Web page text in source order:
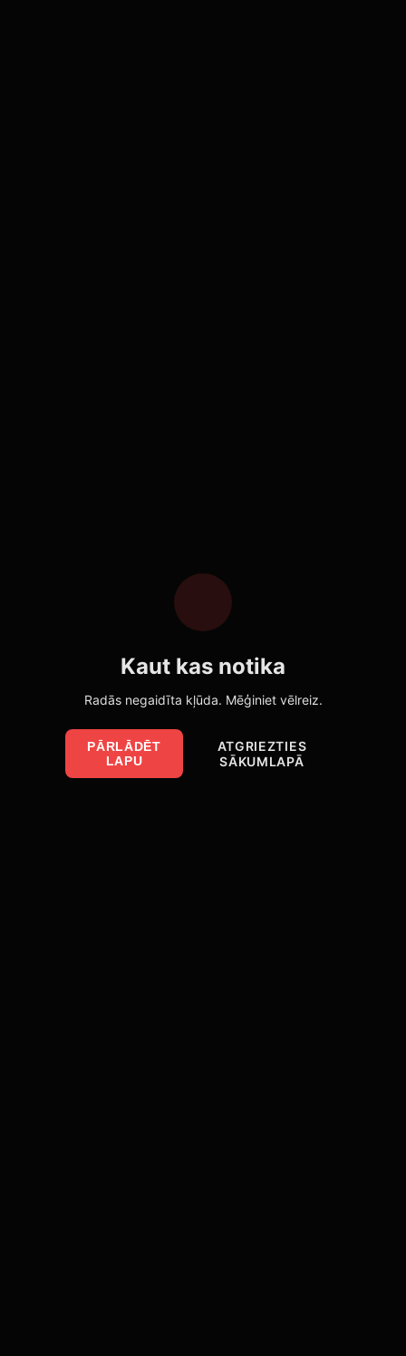
Kaut kas notika
Radās negaidīta kļūda. Mēģiniet vēlreiz.
PĀRLĀDĒT
LAPU
ATGRIEZTIES
SĀKUMLAPĀ